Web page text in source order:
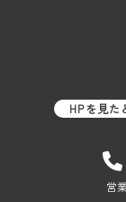
HPを見た
営